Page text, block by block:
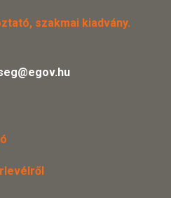
szakmai kiadvány.